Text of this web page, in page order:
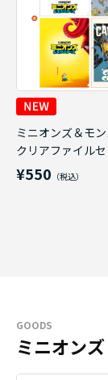
ミニオンズ＆モ
クリアファイル
¥550
GOODS
ミニオンズ